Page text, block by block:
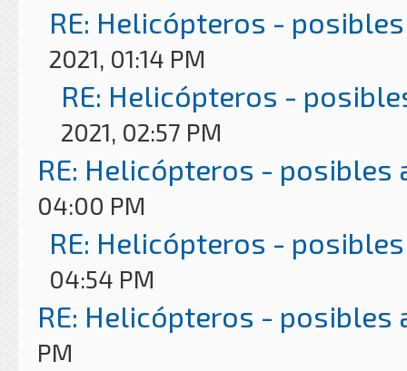
RE: Helicópteros -
2021, 01:14 PM
RE: Helicópteros -
2021, 02:57 PM
RE: Helicópteros - posibles
04:00 PM
RE: Helicópteros -
04:54 PM
RE: Helicópteros - posibles
PM